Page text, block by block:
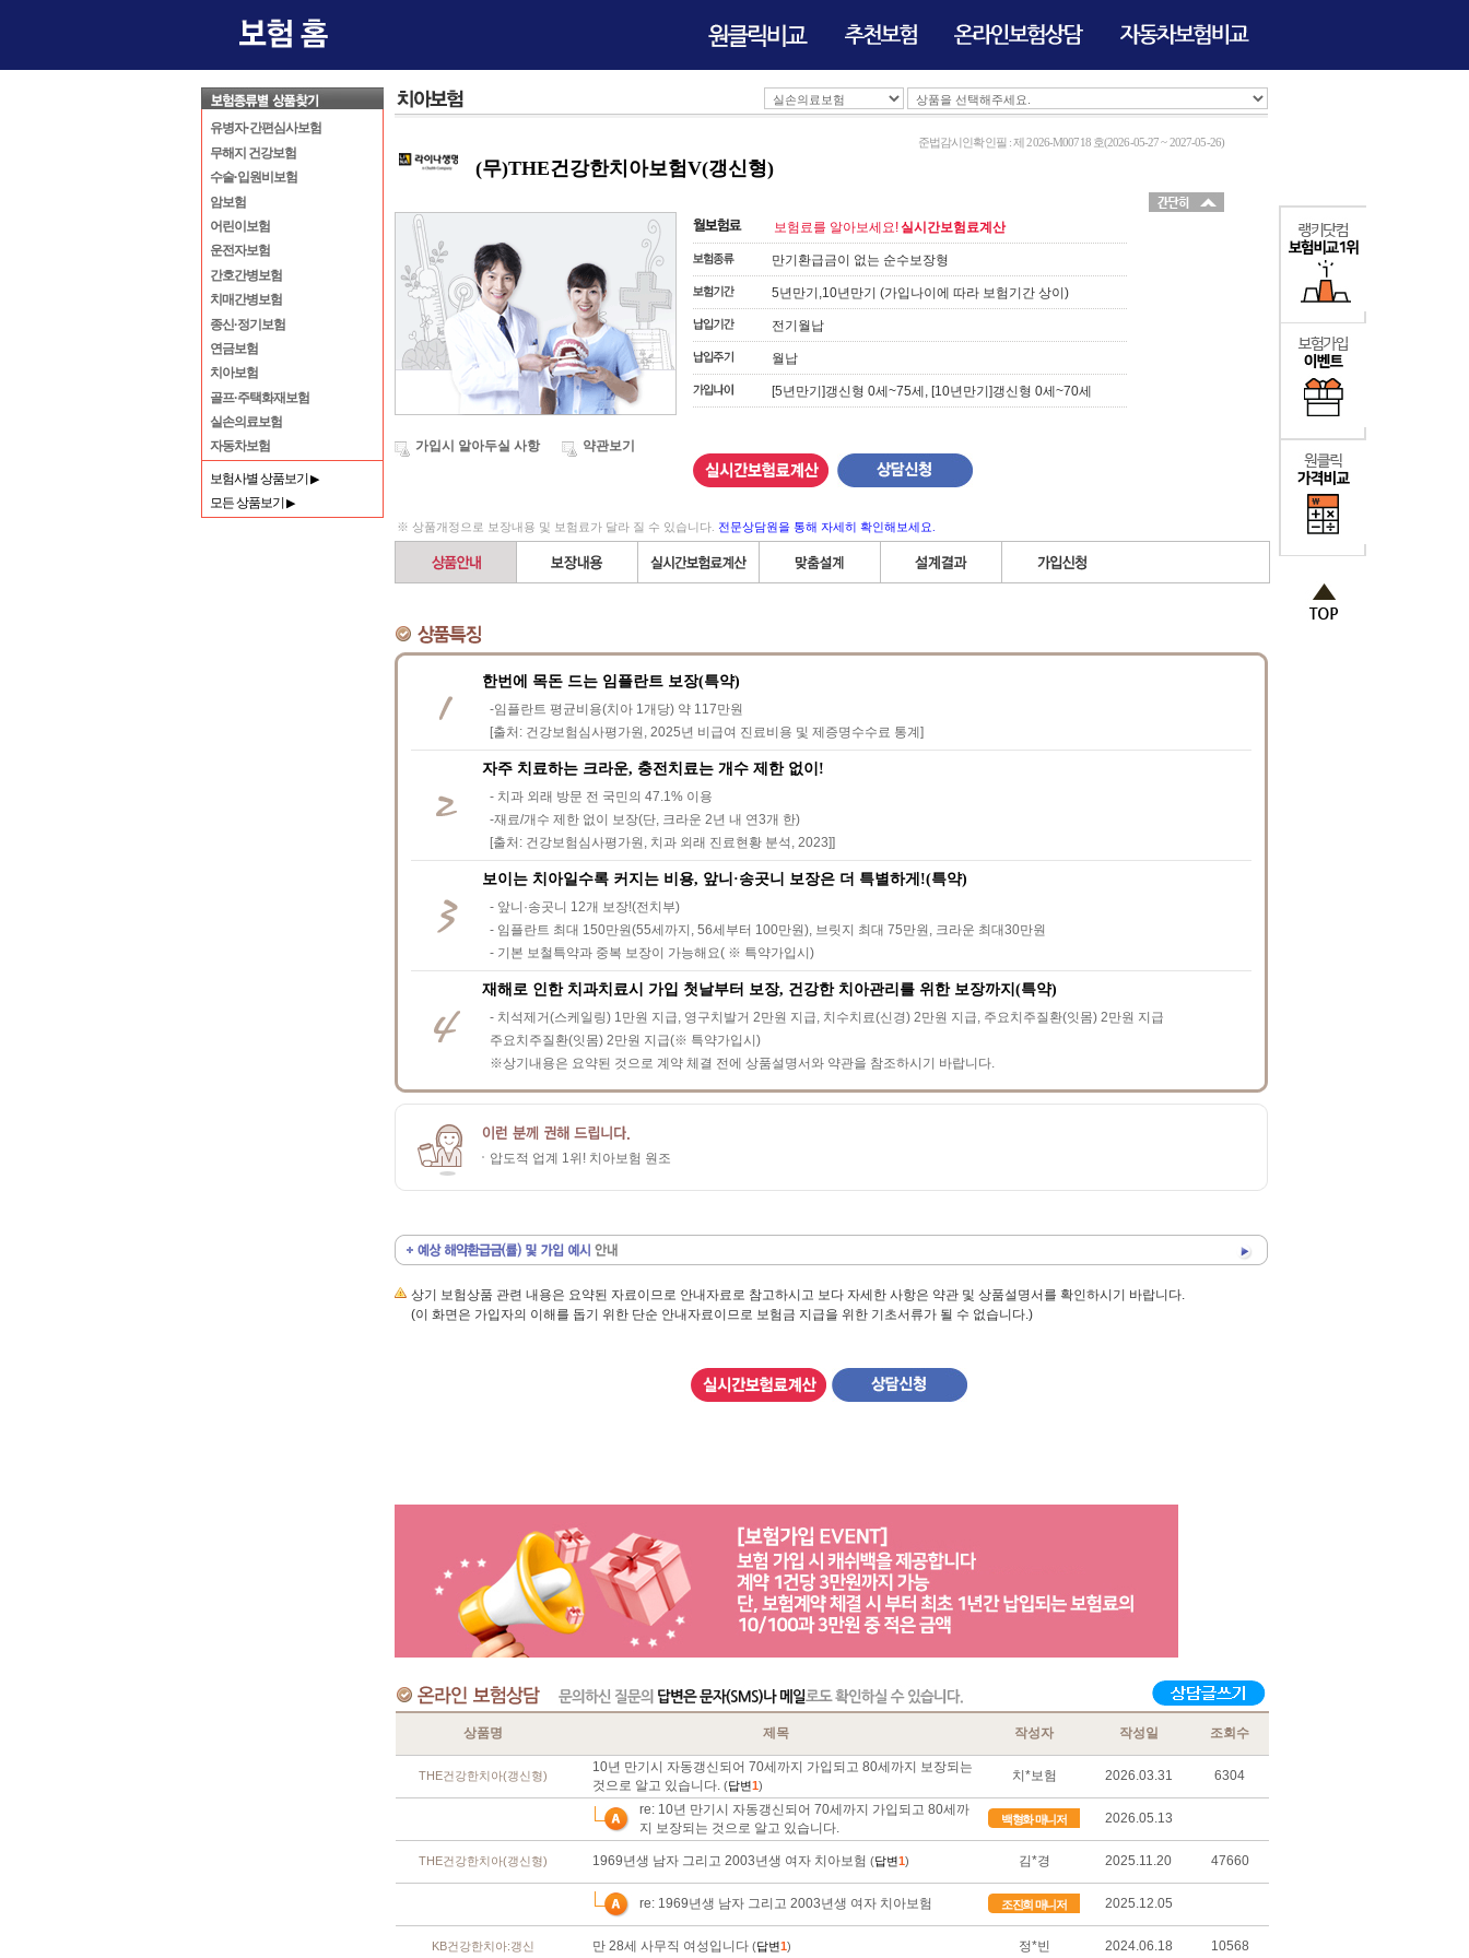
유병자·간편심사보험
무해지 건강보험
수술·입원비보험
암보험
어린이보험
운전자보험
간호간병보험
치매간병보험
종신·정기보험
연금보험
치아보험
골프·주택화재보험
실손의료보험
자동차보험
보험사별 상품보기▶
모든 상품보기 ▶
준법감시인확인필 : 제 2026-M00718 호(2026-05-27 ~ 2027-05-26)
(무)THE건강한치아보험V(갱신형)
가입시 알아두실 사항 약관보기
보험료를 알아보세요!실시간보험료계산
만기환급금이 없는 순수보장형
5년만기,10년만기 (가입나이에 따라 보험기간 상이)
전기월납
월납
[5년만기]갱신형 0세~75세, [10년만기]갱신형 0세~70세
※ 상품개정으로 보장내용 및 보험료가 달라 질 수 있습니다. 전문상담원을 통해 자세히 확인해보세요.
한번에 목돈 드는 임플란트 보장(특약)
-임플란트 평균비용(치아 1개당) 약 117만원
[출처: 건강보험심사평가원, 2025년 비급여 진료비용 및 제증명수수료 통계]
자주 치료하는 크라운, 충전치료는 개수 제한 없이!
- 치과 외래 방문 전 국민의 47.1% 이용
-재료/개수 제한 없이 보장(단, 크라운 2년 내 연3개 한)
[출처: 건강보험심사평가원, 치과 외래 진료현황 분석, 2023]]
보이는 치아일수록 커지는 비용, 앞니·송곳니 보장은 더 특별하게!(특약)
- 앞니·송곳니 12개 보장!(전치부)
- 임플란트 최대 150만원(55세까지, 56세부터 100만원), 브릿지 최대 75만원, 크라운 최대30만원
- 기본 보철특약과 중복 보장이 가능해요( ※ 특약가입시)
재해로 인한 치과치료시 가입 첫날부터 보장, 건강한 치아관리를 위한 보장까지(특약)
- 치석제거(스케일링) 1만원 지급, 영구치발거 2만원 지급, 치수치료(신경) 2만원 지급, 주요치주질환(잇몸) 2만원 지급
주요치주질환(잇몸) 2만원 지급(※ 특약가입시)
※상기내용은 요약된 것으로 계약 체결 전에 상품설명서와 약관을 참조하시기 바랍니다.
압도적 업계 1위! 치아보험 원조
상기 보험상품 관련 내용은 요약된 자료이므로 안내자료로 참고하시고 보다 자세한 사항은 약관 및 상품설명서를 확인하시기 바랍니다.
(이 화면은 가입자의 이해를 돕기 위한 단순 안내자료이므로 보험금 지급을 위한 기초서류가 될 수 없습니다.)